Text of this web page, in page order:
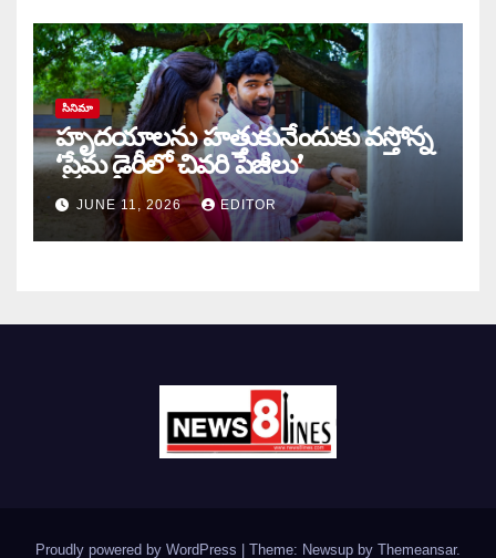
సినిమా
హృదయాలను హత్తుకునేందుకు వస్తోన్న
‘ప్రేమ డైరీలో చివరి పేజీలు’
JUNE 11, 2026 EDITOR
Proudly powered by WordPress | Theme: Newsup by Themeansar.